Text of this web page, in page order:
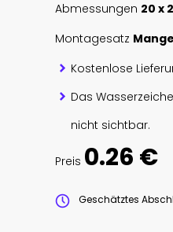
Abmessungen 20 x
Montagesatz
Kostenlose
Das
nicht sichtbar.
Preis 0.26 €
Geschätztes